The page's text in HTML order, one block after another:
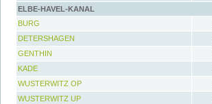
ELBE-HAVEL-KANAL
BURG
DETERSHAGEN
GENTHIN
KADE
WUSTERWITZ OP
WUSTERWITZ UP